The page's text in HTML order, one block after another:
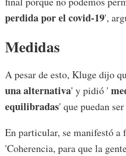
perdida por el covid-19',
Medidas
A pesar de esto, Kluge dijo
una alternativa' y pidió '
equilibradas' que puedan
En particular, se manifestó a
'Coherencia, para que la